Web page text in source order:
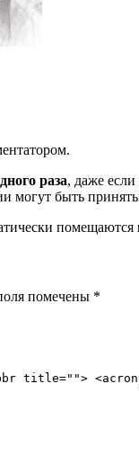
раза, даже
быть приняты
помещаются
помечены *
title="">